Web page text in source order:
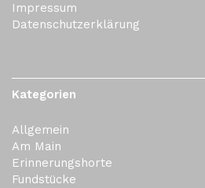
Impressum
Datenschutzerklärung
Kategorien
Allgemein
Am Main
Erinnerungshorte
Fundstücke